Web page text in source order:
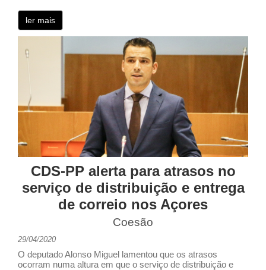
ler mais
CDS-PP alerta para atrasos no
serviço de distribuição e entrega
de correio nos Açores
Coesão
29/04/2020
O deputado Alonso Miguel lamentou que os atrasos
ocorram numa altura em que o serviço de distribuição e